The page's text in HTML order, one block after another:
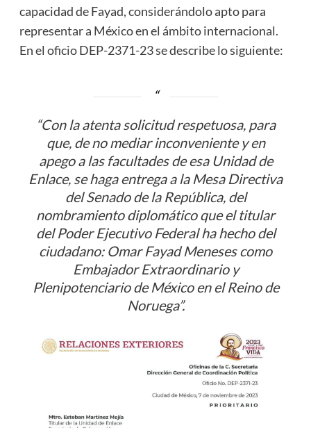
capacidad de Fayad, considerándolo apto para
representar a México en el ámbito internacional.
En el oficio DEP-2371-23 se describe lo siguiente:
“Con la atenta solicitud respetuosa, para
que, de no mediar inconveniente y en
apego a las facultades de esa Unidad de
Enlace, se haga entrega a la Mesa Directiva
del Senado de la República, del
nombramiento diplomático que el titular
del Poder Ejecutivo Federal ha hecho del
ciudadano: Omar Fayad Meneses como
Embajador Extraordinario y
Plenipotenciario de México en el Reino de
Noruega”.